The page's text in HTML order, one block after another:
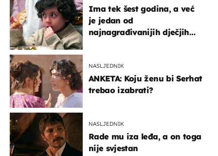
Ima tek šest godina, a već
je jedan od
najnagrađivanijih dječjih
NASLJEDNIK
ANKETA: Koju ženu bi Serhat
trebao izabrati?
NASLJEDNIK
Rade mu iza leđa, a on toga
nije svjestan